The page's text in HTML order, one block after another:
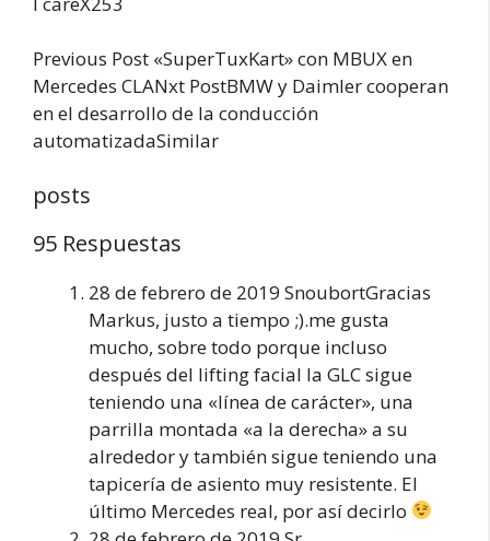
Previous Post «SuperTuxKart» con MBUX en
Mercedes CLANxt PostBMW y Daimler cooperan
en el desarrollo de la conducción
automatizadaSimilar
posts
95 Respuestas
28 de febrero de 2019 SnoubortGracias
Markus, justo a tiempo ;).me gusta
mucho, sobre todo porque incluso
después del lifting facial la GLC sigue
teniendo una «línea de carácter», una
parrilla montada «a la derecha» a su
alrededor y también sigue teniendo una
tapicería de asiento muy resistente. El
último Mercedes real, por así decirlo